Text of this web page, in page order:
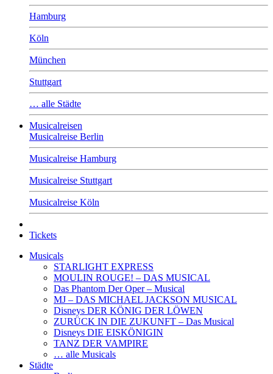
Hamburg
Köln
München
Stuttgart
… alle Städte
Musicalreisen
Musicalreise Berlin
Musicalreise Hamburg
Musicalreise Stuttgart
Musicalreise Köln
Tickets
Musicals
STARLIGHT EXPRESS
MOULIN ROUGE! – DAS MUSICAL
Das Phantom Der Oper – Musical
MJ – DAS MICHAEL JACKSON MUSICAL
Disneys DER KÖNIG DER LÖWEN
ZURÜCK IN DIE ZUKUNFT – Das Musical
Disneys DIE EISKÖNIGIN
TANZ DER VAMPIRE
… alle Musicals
Städte